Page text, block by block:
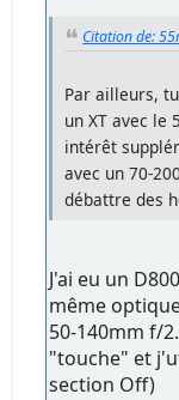
Citation de:
Par ailleurs,
un XT avec le
intérêt
avec un 70-
débattre des
J'ai eu un
même
50-140mm f/
"touche" et
section Off)